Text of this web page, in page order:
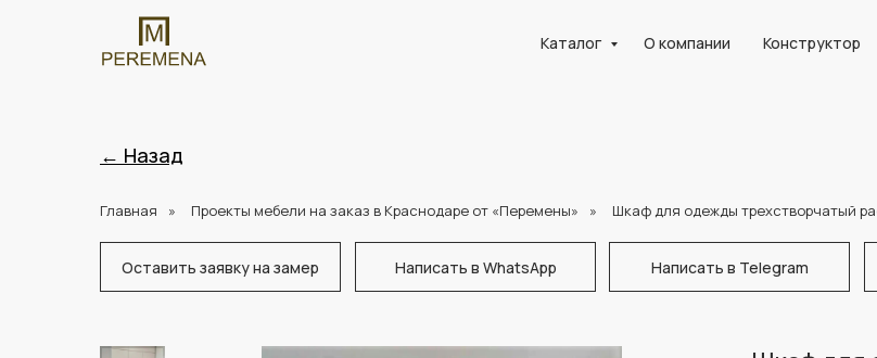
Каталог О компании Конструктор
← Назад
Главная » Проекты мебели на заказ в Краснодаре от «Перемены» » Шкаф для одежды трехстворчатый
Оставить заявку на замер Написать в WhatsApp Написать в Telegram